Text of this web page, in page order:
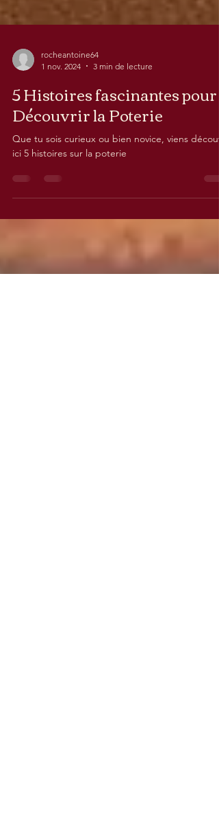
1 nov. 2024
3 min de lecture
5 Histoires fascinantes pour
Découvrir la Poterie
ici 5 histoires sur la poterie